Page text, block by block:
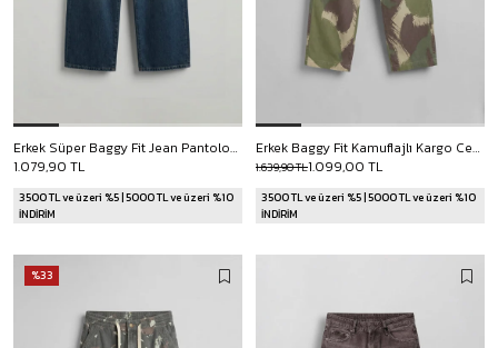
Erkek Süper Baggy Fit Jean Pantolon Koyu Mavi
1.079,90 TL
3500 TL ve üzeri %5 | 5000 TL ve üzeri %10
İNDİRİM
Erkek Baggy Fit Kamuflajlı Kargo Cepli Jean Pantolon Yeşil
1.099,00 TL
1.639,90 TL
3500 TL ve üzeri %5 | 5000 TL ve üzeri %10
İNDİRİM
%33